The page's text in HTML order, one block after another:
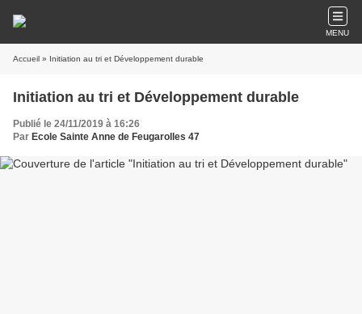
MENU
Accueil » Initiation au tri et Développement durable
Initiation au tri et Développement durable
Publié le 24/11/2019 à 16:26
Par Ecole Sainte Anne de Feugarolles 47